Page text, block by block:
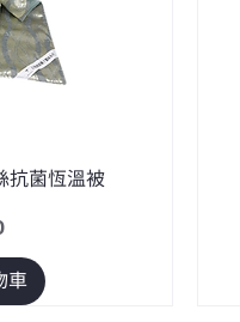
抗菌恆溫被
車